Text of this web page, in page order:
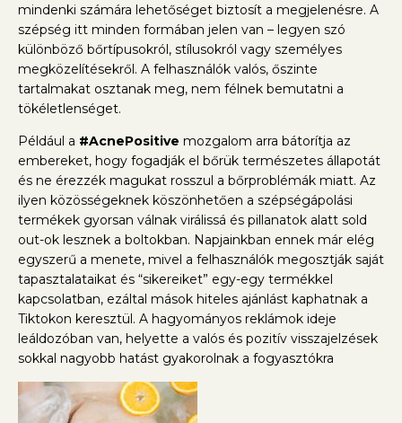
mindenki számára lehetőséget biztosít a megjelenésre. A
szépség itt minden formában jelen van – legyen szó
különböző bőrtípusokról, stílusokról vagy személyes
megközelítésekről. A felhasználók valós, őszinte
tartalmakat osztanak meg, nem félnek bemutatni a
tökéletlenséget.
Például a #AcnePositive mozgalom arra bátorítja az
embereket, hogy fogadják el bőrük természetes állapotát
és ne érezzék magukat rosszul a bőrproblémák miatt. Az
ilyen közösségeknek köszönhetően a szépségápolási
termékek gyorsan válnak virálissá és pillanatok alatt sold
out-ok lesznek a boltokban. Napjainkban ennek már elég
egyszerű a menete, mivel a felhasználók megosztják saját
tapasztalataikat és “sikereiket” egy-egy termékkel
kapcsolatban, ezáltal mások hiteles ajánlást kaphatnak a
Tiktokon keresztül. A hagyományos reklámok ideje
leáldozóban van, helyette a valós és pozitív visszajelzések
sokkal nagyobb hatást gyakorolnak a fogyasztókra